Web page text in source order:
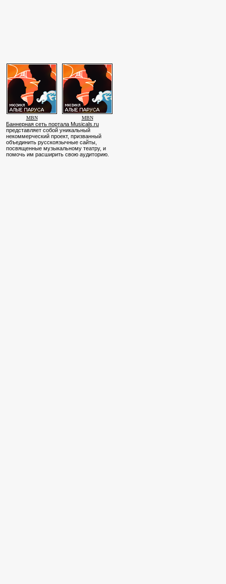
MBN MBN
Баннерная сеть портала Musicals.ru
представляет собой уникальный
некоммерческий проект, призванный
объединить русскоязычные сайты,
посвященные музыкальному театру, и
помочь им расширить свою аудиторию.